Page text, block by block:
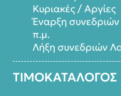
Κυριακές / Αργίες
Έναρξη
π.μ.
Λήξη συνεδριών
ΤΙΜΟΚΑΤΑΛΟΓΟΣ